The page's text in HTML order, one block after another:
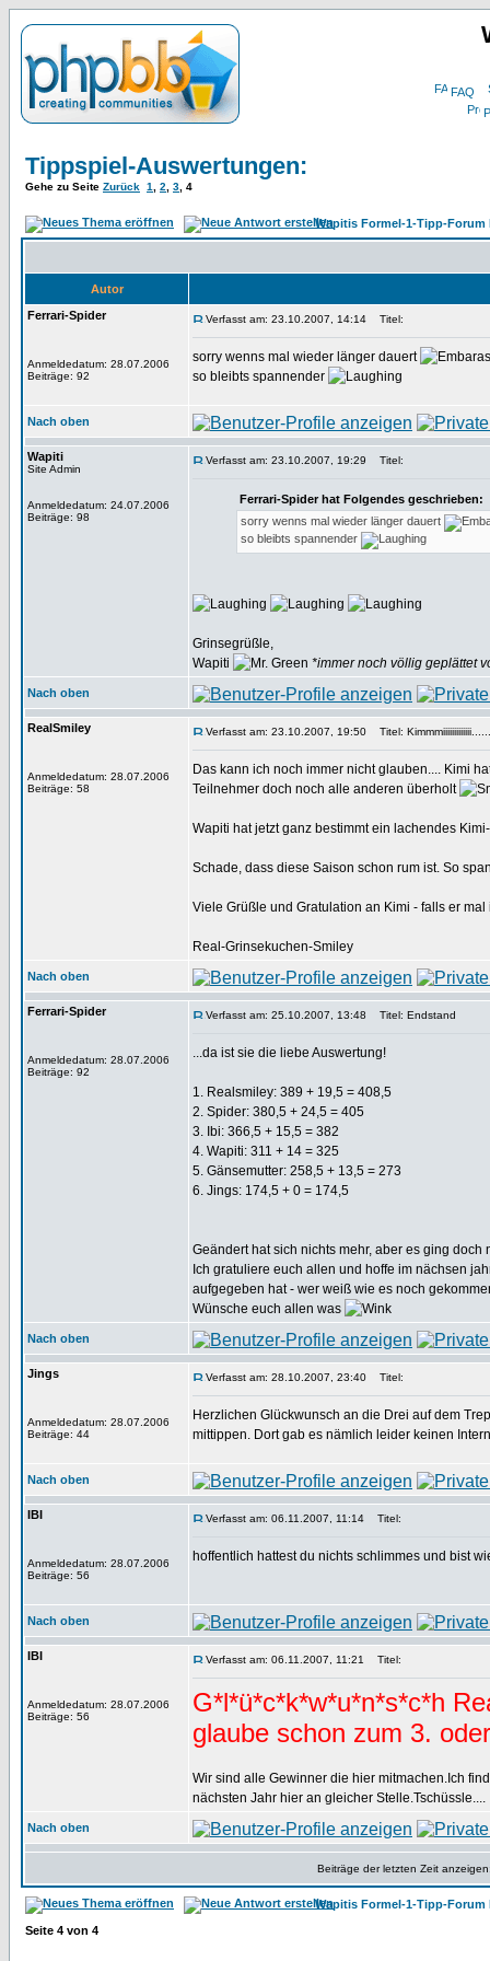
FAQ
Tippspiel-Auswertungen:
Gehe zu Seite Zurück 1 2 3 4
Wapitis Formel-1-Tipp-Forum
Autor
Ferrari-Spider
Anmeldedatum: 28.07.2006
Beiträge: 92
Verfasst am: 23.10.2007, 14:14 Titel:
sorry wenns mal wieder länger dauert
so bleibts spannender
Nach oben
Wapiti
Site Admin
Anmeldedatum: 24.07.2006
Beiträge: 98
Verfasst am: 23.10.2007, 19:29 Titel:
Ferrari-Spider hat Folgendes geschrieben:
sorry wenns mal wieder länger dauert
so bleibts spannender
Grinsegrüßle,
Wapiti
*immer noch völlig geplättet
Nach oben
RealSmiley
Anmeldedatum: 28.07.2006
Beiträge: 58
Verfasst am: 23.10.2007, 19:50 Titel:
Das kann ich noch immer nicht glauben.... Kimi
Teilnehmer doch noch alle anderen überholt
Wapiti hat jetzt ganz bestimmt ein lachendes
Schade, dass diese Saison schon rum ist. So
Viele Grüßle und Gratulation an Kimi - falls er
Real-Grinsekuchen-Smiley
Nach oben
Ferrari-Spider
Anmeldedatum: 28.07.2006
Beiträge: 92
Verfasst am: 25.10.2007, 13:48 Titel: Endstand
...da ist sie die liebe Auswertung!
1. Realsmiley: 389 + 19,5 = 408,5
2. Spider: 380,5 + 24,5 = 405
3. Ibi: 366,5 + 15,5 = 382
4. Wapiti: 311 + 14 = 325
5. Gänsemutter: 258,5 + 13,5 = 273
6. Jings: 174,5 + 0 = 174,5
Geändert hat sich nichts mehr, aber es ging doch
Ich gratuliere euch allen und hoffe im nächsen
aufgegeben hat - wer weiß wie es noch
Wünsche euch allen was
Nach oben
Jings
Anmeldedatum: 28.07.2006
Beiträge: 44
Verfasst am: 28.10.2007, 23:40 Titel:
Herzlichen Glückwunsch an die Drei auf dem
mittippen. Dort gab es nämlich leider keinen
Nach oben
IBI
Anmeldedatum: 28.07.2006
Beiträge: 56
Verfasst am: 06.11.2007, 11:14 Titel:
hoffentlich hattest du nichts schlimmes und bist
Nach oben
IBI
Anmeldedatum: 28.07.2006
Beiträge: 56
Verfasst am: 06.11.2007, 11:21 Titel:
G*l*ü*c*k*w*u*n*s*c*h
glaube schon zum 3.
Wir sind alle Gewinner die hier mitmachen.Ich
nächsten Jahr hier an gleicher Stelle.Tschüssle....
Nach oben
Beiträge der letzten Zeit
Wapitis Formel-1-Tipp-Forum
Seite 4 von 4